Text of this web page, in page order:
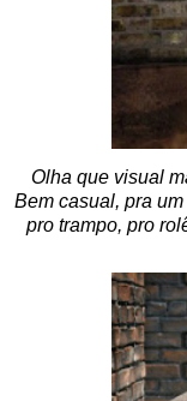
Olha que visual
Bem casual, pra
pro trampo, pro